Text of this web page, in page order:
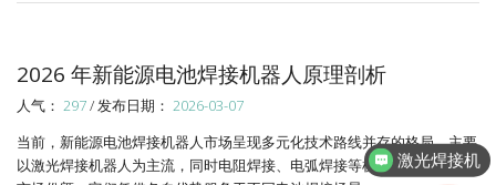
2026 年新能源电池焊接机器人原理剖析
人气： 297/ 发布日期： 2026-03-07
当前，新能源电池焊接机器人市场呈现多元化技术路线并存的格局，主要
以激光焊接机器人为主流，同时电阻焊接、电弧焊接等机器人也占据一定
激光焊接机